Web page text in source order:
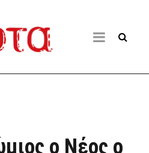
ο Νέος ο